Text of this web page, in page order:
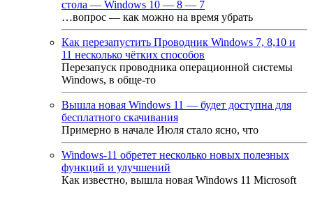
стола — Windows 10 — 8 — 7
…вопрос — как можно на время убрать
Как перезапустить Проводник Windows 7, 8,10 и
11 несколько чётких способов
Перезапуск проводника операционной системы
Windows, в обще-то
Вышла новая Windows 11 — будет доступна для
бесплатного скачивания
Примерно в начале Июля стало ясно, что
Windows-11 обретет несколько новых полезных
функций и улучшений
Как известно, вышла новая Windows 11 Microsoft